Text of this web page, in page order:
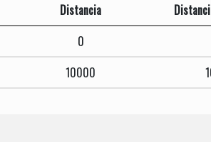
Distancia
0
10000